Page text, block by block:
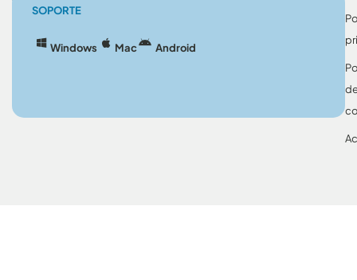
SOPORTE
Windows Mac Android